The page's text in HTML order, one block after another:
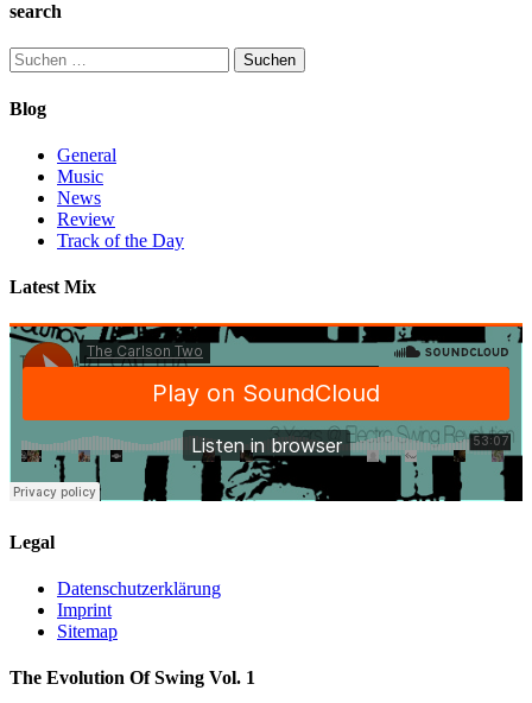
DDR-
Eine
Ostmark
search
Suchen
nach:
Blog
General
Music
News
Review
Track of the Day
Latest Mix
Legal
Datenschutzerklärung
Imprint
Sitemap
The Evolution Of Swing Vol. 1